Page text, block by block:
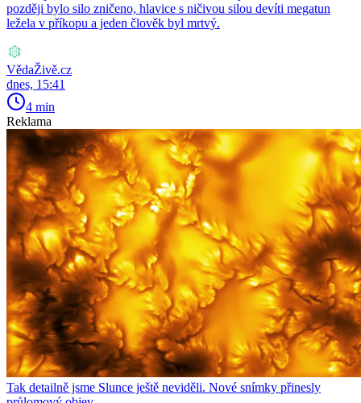
později bylo silo zničeno, hlavice s ničivou silou devíti megatun
ležela v příkopu a jeden člověk byl mrtvý.
VědaŽivě.cz
dnes, 15:41
4 min
Reklama
Tak detailně jsme Slunce ještě neviděli. Nové snímky přinesly